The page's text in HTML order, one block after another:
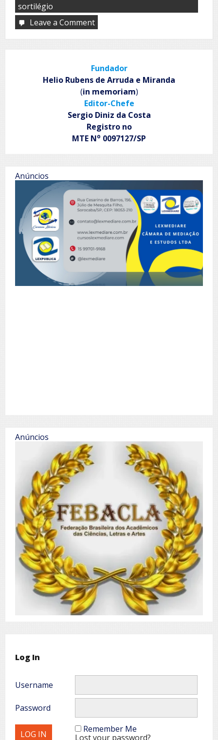
sortilégio
Leave a Commenton
Encontro
de
Sarah’
Fundador
Helio Rubens de Arruda e Miranda
(in memoriam)
Editor-Chefe
Sergio Diniz da Costa
Registro no
MTE No 0097127/SP
Anúncios
Anúncios
Log In
Username
Password
Remember Me
Lost your password?